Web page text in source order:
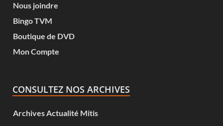
Nous joindre
Bingo TVM
Boutique de DVD
Mon Compte
CONSULTEZ NOS ARCHIVES
Archives Actualité Mitis